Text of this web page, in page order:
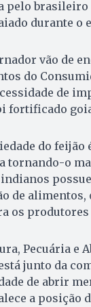
pelo brasileiro
durante o
vão de
do
de
fortificado
do feijão
tornando-o
de alimentos,
os
Pecuária e
junto da
de abrir
a posição